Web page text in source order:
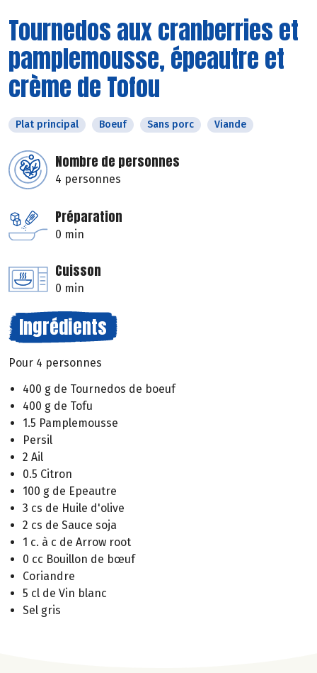
Tournedos aux cranberries et
pamplemousse, épeautre et
crème de Tofou
Plat principal Boeuf Sans porc Viande
Nombre de personnes
4 personnes
Préparation
0 min
Cuisson
0 min
Ingrédients
Pour 4 personnes
400 g de Tournedos de boeuf
400 g de Tofu
1.5 Pamplemousse
Persil
2 Ail
0.5 Citron
100 g de Epeautre
3 cs de Huile d'olive
2 cs de Sauce soja
1 c. à c de Arrow root
0 cc Bouillon de bœuf
Coriandre
5 cl de Vin blanc
Sel gris